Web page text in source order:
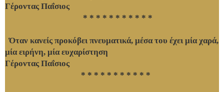
Γέροντας Παΐσιος
* * * * * * * * * * *
Όταν κανείς προκόβει πνευματικά, μέσα του έχει μία χαρά,
μία ειρήνη, μία ευχαρίστηση
Γέροντας Παΐσιος
* * * * * * * * * * *